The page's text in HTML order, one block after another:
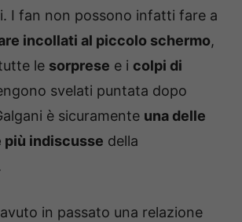
I fan non possono infatti fare a
incollati al piccolo schermo,
le sorprese e i colpi di
svelati puntata dopo
è sicuramente una delle
indiscusse della
in passato una relazione